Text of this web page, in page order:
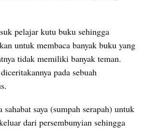
pelajar kutu buku sehingga
untuk membaca banyak buku yang
tidak memiliki banyak teman.
pada sebuah
saya (sumpah serapah) untuk
dari persembunyian sehingga